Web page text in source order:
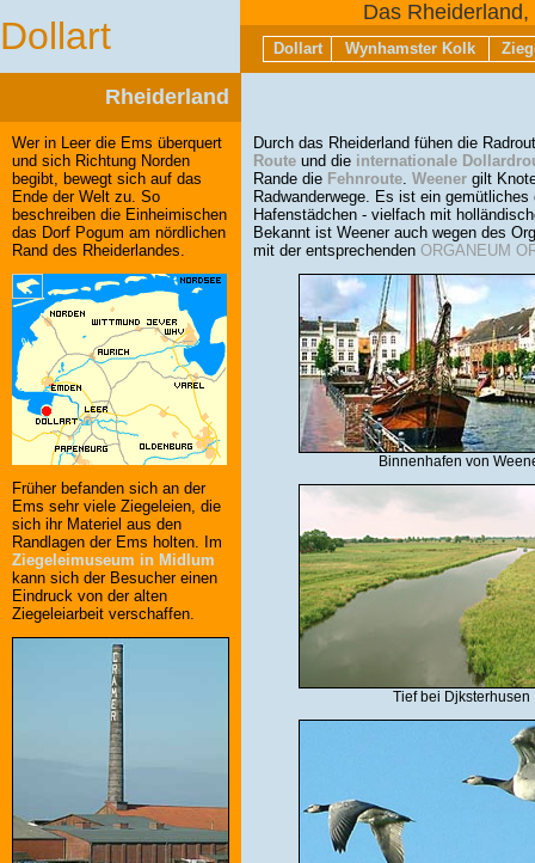
Dollart
Das
Dollart Wynhamster Kolk
Rheiderland
Wer in Leer die Ems überquert
und sich Richtung Norden
begibt, bewegt sich auf das
Ende der Welt zu. So
beschreiben die Einheimischen
das Dorf Pogum am nördlichen
Rand des Rheiderlandes.
Früher befanden sich an der
Ems sehr viele Ziegeleien, die
sich ihr Materiel aus den
Randlagen der Ems holten. Im
Ziegeleimuseum in Midlum
kann sich der Besucher einen
Eindruck von der alten
Ziegeleiarbeit verschaffen.
Durch das Rheiderland fühen die
Route und die internationale
Rande die Fehnroute. Weener gilt
Radwanderwege. Es ist ein
Hafenstädchen - vielfach mit
Bekannt ist Weener auch wegen des
mit der entsprechenden ORGANEUM
Binnenhafen von
Tief bei Djksterhusen